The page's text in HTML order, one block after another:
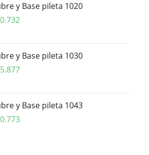
y Base pileta 1020
y Base pileta 1030
y Base pileta 1043